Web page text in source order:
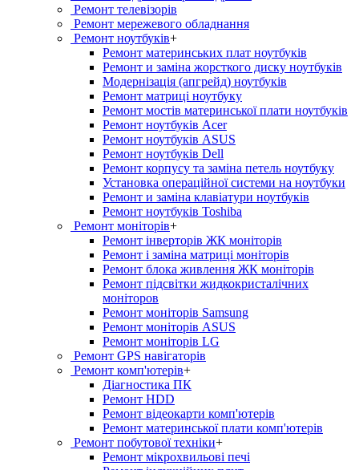
Ремонт телевізорів
Ремонт мережевого обладнання
Ремонт ноутбуків+
Ремонт материнських плат ноутбуків
Ремонт и заміна жорсткого диску ноутбуків
Модернізація (апгрейд) ноутбуків
Ремонт матриці ноутбуку
Ремонт мостів материнської плати ноутбуків
Ремонт ноутбуків Acer
Ремонт ноутбуків ASUS
Ремонт ноутбуків Dell
Ремонт корпусу та заміна петель ноутбуку
Установка операційної системи на ноутбуки
Ремонт и заміна клавіатури ноутбуків
Ремонт ноутбуків Toshiba
Ремонт моніторів+
Ремонт інверторів ЖК моніторів
Ремонт і заміна матриці моніторів
Ремонт блока живлення ЖК моніторів
Ремонт підсвітки жидкокристалічних
моніторов
Ремонт моніторів Samsung
Ремонт моніторів ASUS
Ремонт моніторів LG
Ремонт GPS навігаторів
Ремонт комп'ютерів+
Діагностика ПК
Ремонт HDD
Ремонт відеокарти комп'ютерів
Ремонт материнської плати комп'ютерів
Ремонт побутової техніки+
Ремонт мікрохвильові печі